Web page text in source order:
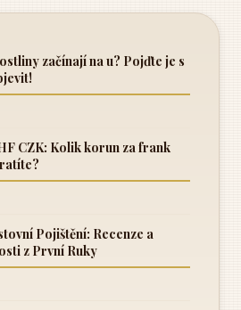
začínají na u? Pojďte je s
CZK: Kolik korun za frank
Pojištění: Recenze a
z První Ruky